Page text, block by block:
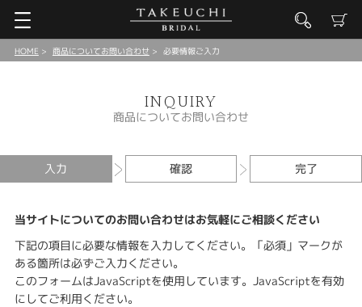
HOME 商品についてお問い合わせ 必要情報ご入力
INQUIRY
商品についてお問い合わせ
入力 確認 完了
当サイトについてのお問い合わせはお気軽にご相談ください
下記の項目に必要な情報を入力してください。「必須」マークが
ある箇所は必ずご入力ください。
このフォームはJavaScriptを使用しています。JavaScriptを有効
にしてご利用ください。